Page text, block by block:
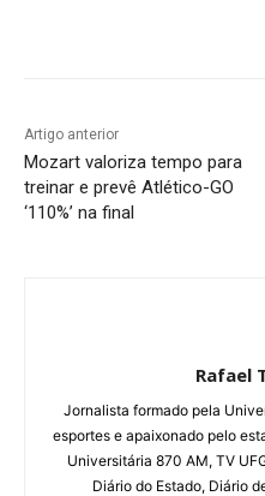
Artigo anterior
Mozart valoriza tempo para
treinar e prevê Atlético-GO
‘110%’ na final
Rafael
Jornalista formado pela
esportes e apaixonado pelo
Universitária 870 AM, TV
Diário do Estado, Diário